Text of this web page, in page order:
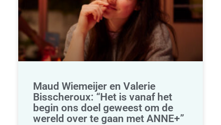
Maud Wiemeijer en Valerie
Bisscheroux: “Het is vanaf het
begin ons doel geweest om de
wereld over te gaan met ANNE+”